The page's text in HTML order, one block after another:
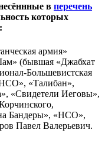
в перечень
которых
армия»
(бывшая «Джабхат
Большевистская
«Талибан»,
«Свидетели Иеговы»,
Бандеры», «НСО»,
Павел Валерьевич.